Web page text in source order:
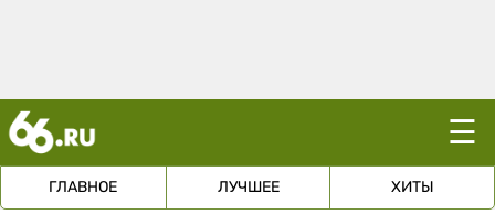
☰
ГЛАВНОЕ ЛУЧШЕЕ ХИТЫ